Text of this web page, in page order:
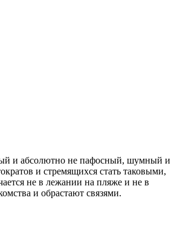
и абсолютно не пафосный, шумный и
и стремящихся стать таковыми,
не в лежании на пляже и не в
и обрастают связями.